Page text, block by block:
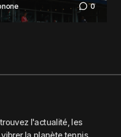
0
l'actualité, les
la planète tennis.